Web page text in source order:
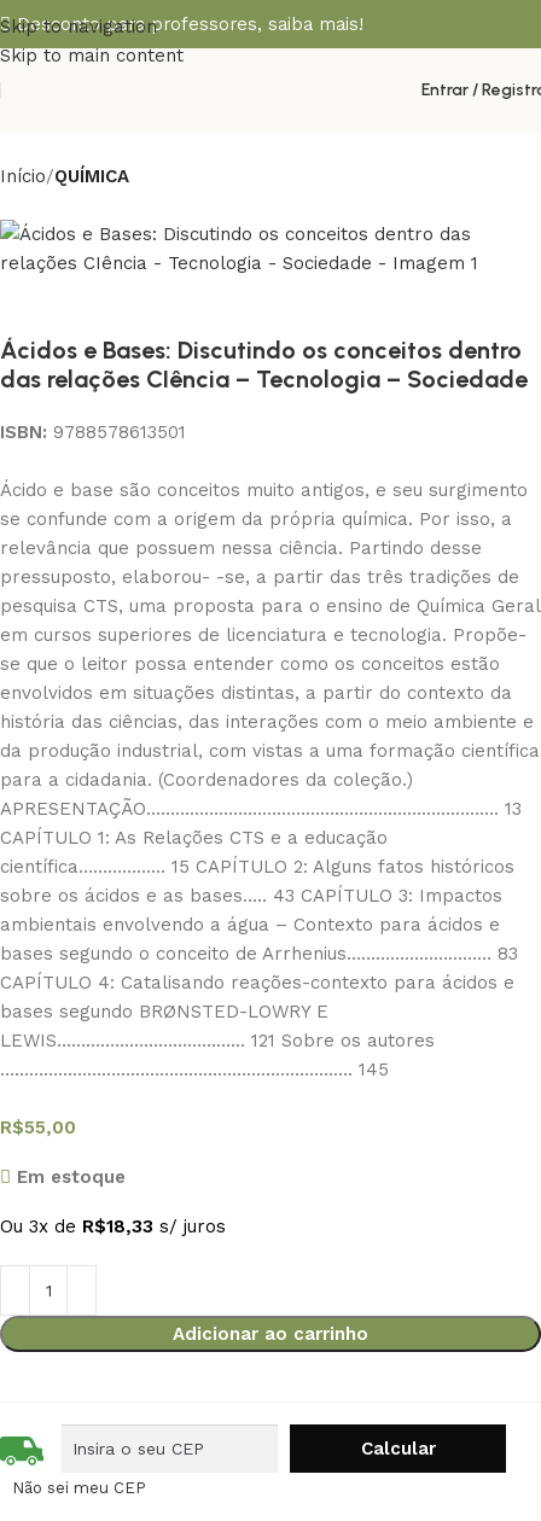
Skip to navigation
Skip to main content
Desconto para professores, saiba mais!
Entrar /
Início QUÍMICA
Ácidos e Bases: Discutindo os conceitos dentro
das relações CIência – Tecnologia – Sociedade
ISBN: 9788578613501
Ácido e base são conceitos muito antigos, e seu surgimento
se confunde com a origem da própria química. Por isso, a
relevância que possuem nessa ciência. Partindo desse
pressuposto, elaborou- -se, a partir das três tradições de
pesquisa CTS, uma proposta para o ensino de Química Geral
em cursos superiores de licenciatura e tecnologia. Propõe-
se que o leitor possa entender como os conceitos estão
envolvidos em situações distintas, a partir do contexto da
história das ciências, das interações com o meio ambiente e
da produção industrial, com vistas a uma formação científica
para a cidadania. (Coordenadores da coleção.)
APRESENTAÇÃO………………………………………………………………. 13
CAPÍTULO 1: As Relações CTS e a educação
científica……………… 15 CAPÍTULO 2: Alguns fatos históricos
sobre os ácidos e as bases….. 43 CAPÍTULO 3: Impactos
ambientais envolvendo a água – Contexto para ácidos e
bases segundo o conceito de Arrhenius………………………… 83
CAPÍTULO 4: Catalisando reações-contexto para ácidos e
bases segundo BRØNSTED-LOWRY E
LEWIS………………………………… 121 Sobre os autores
………………………………………………………………. 145
R$55,00
Em estoque
Ou 3x de R$18,33 s/ juros
Adicionar ao carrinho
Não sei meu CEP